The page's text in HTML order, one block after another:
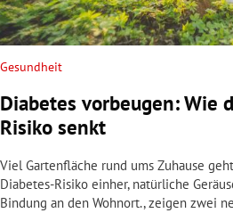
Untermenü
Untermenü
Untermenü
Untermenü
Gesundheit
Diabetes vorbeugen: Wie
Risiko senkt
Viel Gartenfläche rund ums Zuhause
Diabetes-Risiko einher, natürliche
Bindung an den Wohnort., zeigen zwei